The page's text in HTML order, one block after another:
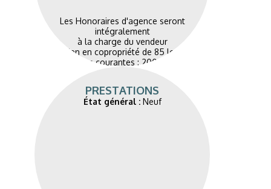
Les Honoraires d'agence seront
intégralement
à la charge du vendeur
Bien en copropriété de 85 lots
Charges courantes : 200 € / an
PRESTATIONS
État général : Neuf